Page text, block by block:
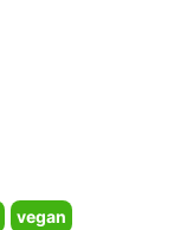
vegan